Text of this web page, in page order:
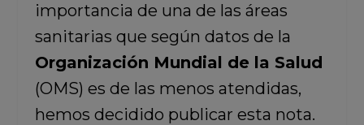
importancia de una de las áreas
sanitarias que según datos de la
Organización Mundial de la Salud
(OMS) es de las menos atendidas,
hemos decidido publicar esta nota.